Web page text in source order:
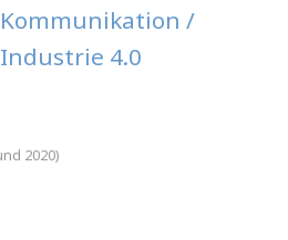
Kommunikation /
Industrie 4.0
2020)